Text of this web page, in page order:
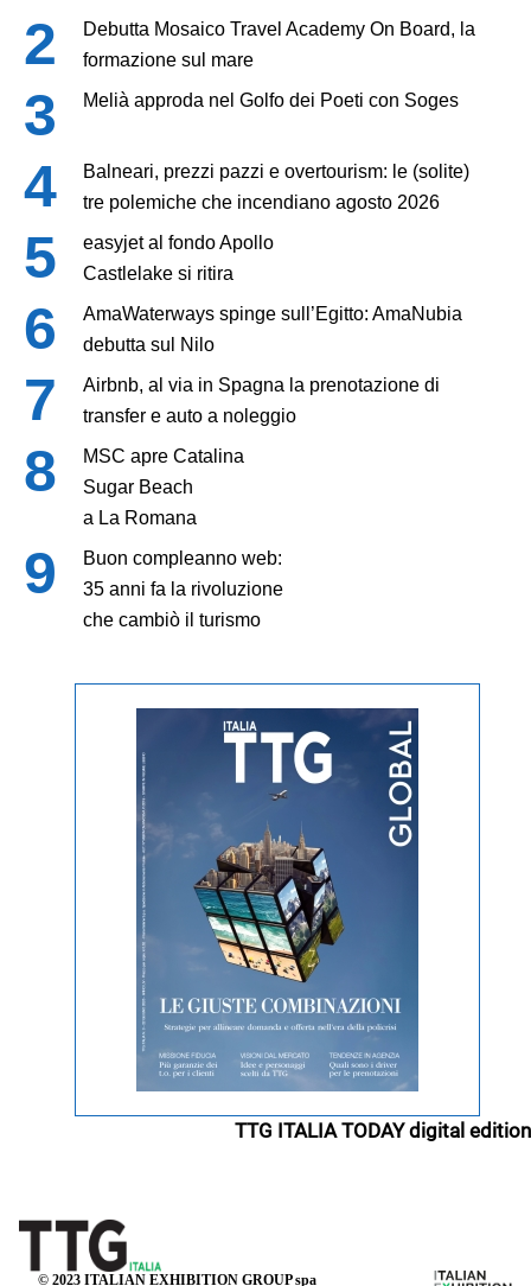
Debutta Mosaico Travel Academy On Board, la
formazione sul mare
Melià approda nel Golfo dei Poeti con Soges
Balneari, prezzi pazzi e overtourism: le (solite)
tre polemiche che incendiano agosto 2026
easyjet al fondo Apollo
Castlelake si ritira
AmaWaterways spinge sull’Egitto: AmaNubia
debutta sul Nilo
Airbnb, al via in Spagna la prenotazione di
transfer e auto a noleggio
MSC apre Catalina
Sugar Beach
a La Romana
Buon compleanno web:
35 anni fa la rivoluzione
che cambiò il turismo
TTG ITALIA TODAY digital edition
© 2023 ITALIAN EXHIBITION GROUP spa